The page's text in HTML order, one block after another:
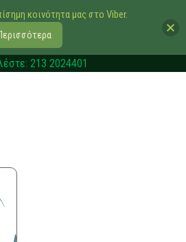
213 2024401
κοινότητα μας στο Viber.